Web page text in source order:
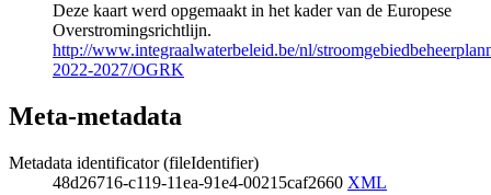
Deze kaart werd opgemaakt in het kader van de Europese
Overstromingsrichtlijn.
http://www.integraalwaterbeleid.be/nl/
2022-2027/OGRK
Meta-metadata
Metadata identificator (fileIdentifier)
48d26716-c119-11ea-91e4-00215caf2660 XML